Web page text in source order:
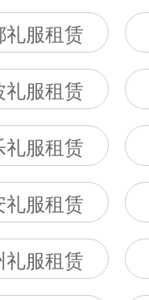
礼服租赁
礼服租赁
礼服租赁
礼服租赁
礼服租赁